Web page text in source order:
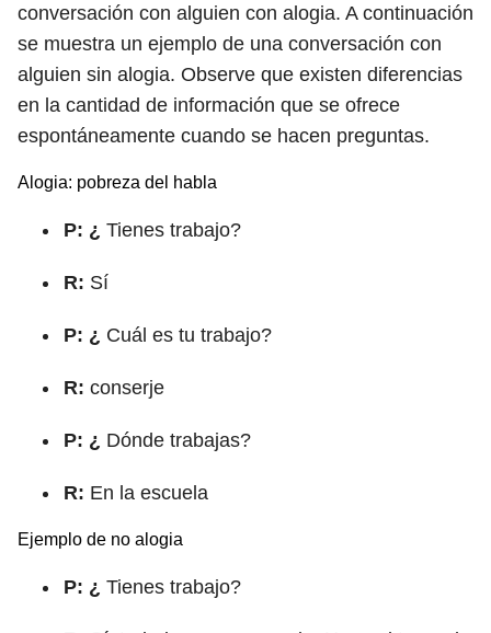
conversación con alguien con alogia. A continuación
se muestra un ejemplo de una conversación con
alguien sin alogia. Observe que existen diferencias
en la cantidad de información que se ofrece
espontáneamente cuando se hacen preguntas.
Alogia: pobreza del habla
P: ¿ Tienes trabajo?
R: Sí
P: ¿ Cuál es tu trabajo?
R: conserje
P: ¿ Dónde trabajas?
R: En la escuela
Ejemplo de no alogia
P: ¿ Tienes trabajo?